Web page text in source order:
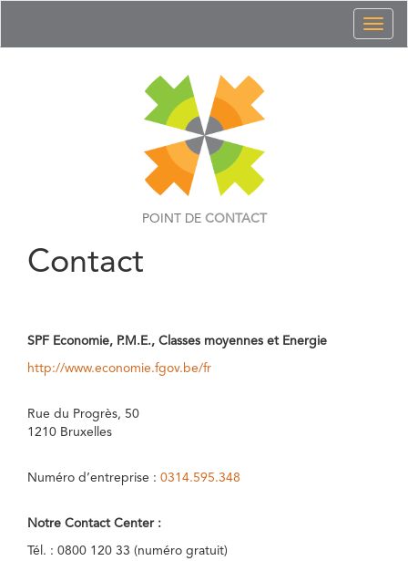
POINT DE CONTACT
Contact
SPF Economie, P.M.E., Classes moyennes et Energie
http://www.economie.fgov.be/fr
Rue du Progrès, 50
1210 Bruxelles
Numéro d’entreprise : 0314.595.348
Notre Contact Center :
Tél. : 0800 120 33 (numéro gratuit)